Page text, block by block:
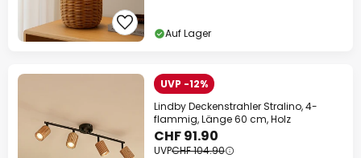
Auf Lager
UVP -12%
Lindby Deckenstrahler Stralino, 4-
flammig, Länge 60 cm, Holz
CHF 91.90
UVPCHF 104.90